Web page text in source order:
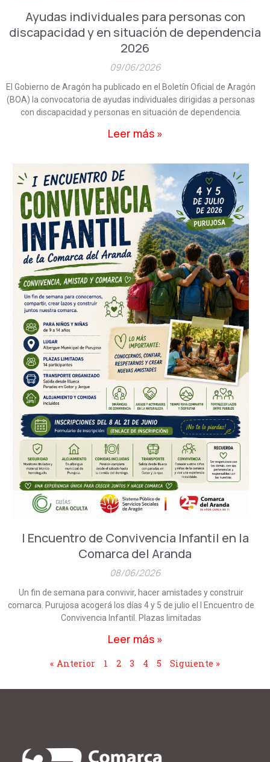
Ayudas individuales para personas con
discapacidad y en situación de dependencia
2026
09/06/2026
El Gobierno de Aragón ha publicado en el Boletín Oficial de Aragón
(BOA) la convocatoria de ayudas individuales dirigidas a personas
con discapacidad y personas en situación de dependencia.
Leer más »
I Encuentro de Convivencia Infantil en la
Comarca del Aranda
08/06/2026
Un fin de semana para convivir, hacer amistades y construir
comarca. Purujosa acogerá los días 4 y 5 de julio el I Encuentro de
Convivencia Infantil. Plazas limitadas
Leer más »
« Anterior 1 2 3 4 5 Siguiente »